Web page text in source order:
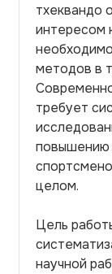
тхеквандо
интересом
методов в
требует
повышению
целом.
Цель
научной